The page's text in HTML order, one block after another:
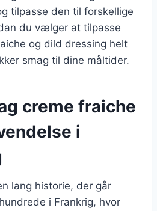
tilpasse den til forskellige
du vælger at tilpasse
og dild dressing helt
smag til dine måltider.
creme fraiche
i
lang historie, der går
i Frankrig, hvor